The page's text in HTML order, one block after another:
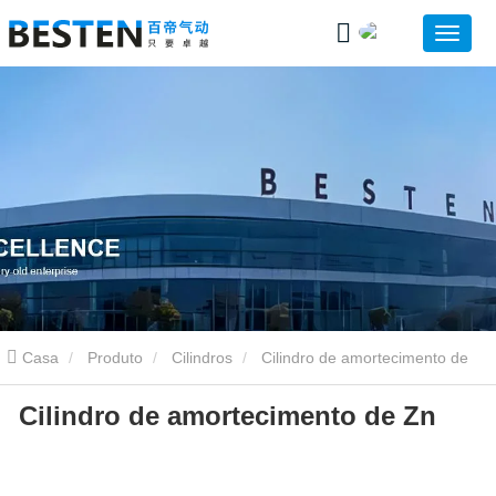
Casa Produto Cilindros
ZnCilindro de amortecimento de Zn